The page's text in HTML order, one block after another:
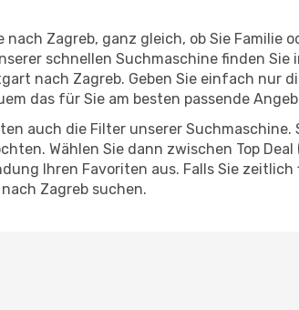
Zagreb, ganz gleich, ob Sie Familie
schnellen Suchmaschine finden
nach Zagreb. Geben Sie einfach nur
das für Sie am besten passende
auch die Filter unserer
Wählen Sie dann zwischen Top
Ihren Favoriten aus. Falls Sie
Zagreb suchen.